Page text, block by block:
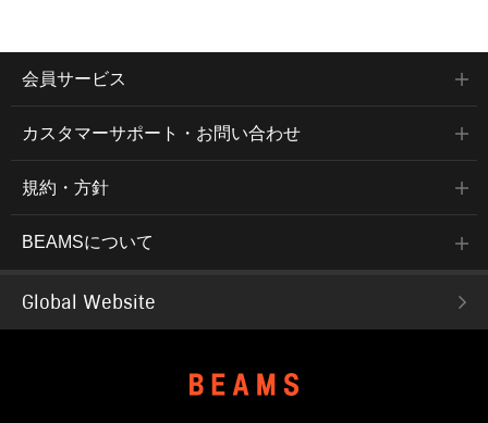
会員サービス
カスタマーサポート・お問い合わせ
規約・方針
BEAMSについて
Global Website